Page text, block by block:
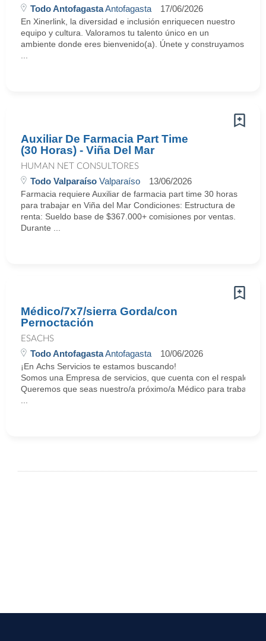
Todo AntofagastaAntofagasta 17/06/2026
En Xinerlink, la diversidad e inclusión enriquecen nuestro
equipo y cultura. Valoramos tu talento único en un
ambiente donde eres bienvenido(a). Únete y construyamos
Auxiliar De Farmacia Part Time
(30 Horas) - Viña Del Mar
HUMAN NET CONSULTORES
Todo Valparaíso Valparaíso 13/06/2026
Farmacia requiere Auxiliar de farmacia part time 30 horas
para trabajar en Viña del Mar Condiciones: Estructura de
renta: Sueldo base de $367.000+ comisiones por ventas.
Durante ...
Médico/7x7/sierra Gorda/con
Pernoctación
ESACHS
Todo AntofagastaAntofagasta 10/06/2026
¡En Achs Servicios te estamos buscando!
Somos una Empresa de servicios, que cuenta con el respaldo
Queremos que seas nuestro/a próximo/a Médico para trabajar